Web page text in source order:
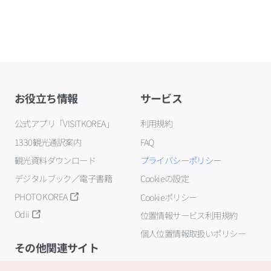
お役立ち情報
公式アプリ「VISITKOREA」
1330観光通訳案内
観光資料ダウンロード
デジタルブック／電子書籍
PHOTO KOREA
Odii
サービス
利用規約
FAQ
プライバシーポリシー
Cookieの設定
Cookieポリシー
位置情報サービス利用規約
個人位置情報取扱いポリシー
その他関連サイト